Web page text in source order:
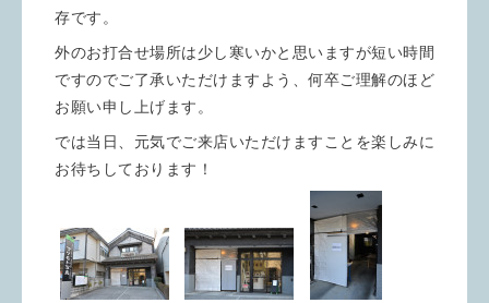
存です。
外のお打合せ場所は少し寒いかと思いますが短い時間
ですのでご了承いただけますよう、何卒ご理解のほど
お願い申し上げます。
では当日、元気でご来店いただけますことを楽しみに
お待ちしております！